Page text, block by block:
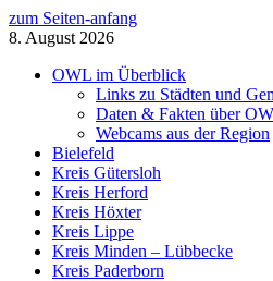
zum Seiten-anfang
8. August 2026
OWL im Überblick
Links zu Städten und
Daten & Fakten über
Webcams aus der Region
Bielefeld
Kreis Gütersloh
Kreis Herford
Kreis Höxter
Kreis Lippe
Kreis Minden – Lübbecke
Kreis Paderborn